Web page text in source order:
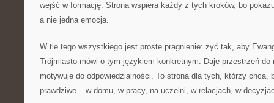
wejść w formację. Strona wspiera każdy z tych kroków, bo
a nie jedna emocja.
W tle tego wszystkiego jest proste pragnienie: żyć tak, aby
Trójmiasto mówi o tym językiem konkretnym. Daje przestrzeń do
motywuje do odpowiedzialności. To strona dla tych, którzy chcą,
prawdziwe – w domu, w pracy, na uczelni, w relacjach, w